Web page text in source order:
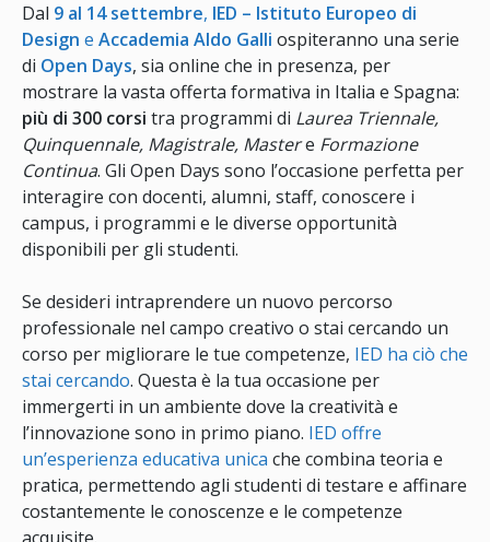
Dal 9 al 14 settembre, IED – Istituto Europeo di
Design e Accademia Aldo Galli ospiteranno una serie
di Open Days, sia online che in presenza, per
mostrare la vasta offerta formativa in Italia e Spagna:
più di 300 corsi tra programmi di Laurea Triennale,
Quinquennale, Magistrale, Mastere Formazione
Continua. Gli Open Days sono l’occasione perfetta per
interagire con docenti, alumni, staff, conoscere i
campus, i programmi e le diverse opportunità
disponibili per gli studenti.
Se desideri intraprendere un nuovo percorso
professionale nel campo creativo o stai cercando un
corso per migliorare le tue competenze, IED ha ciò che
stai cercando. Questa è la tua occasione per
immergerti in un ambiente dove la creatività e
l’innovazione sono in primo piano. IED offre
un’esperienza educativa unica che combina teoria e
pratica, permettendo agli studenti di testare e affinare
costantemente le conoscenze e le competenze